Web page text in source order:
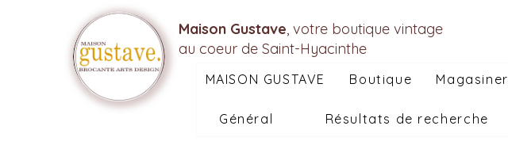
Maison Gustave, votre boutique vintage
au coeur de Saint-Hyacinthe
MAISON GUSTAVE Boutique Magasiner
Général Résultats de recherche